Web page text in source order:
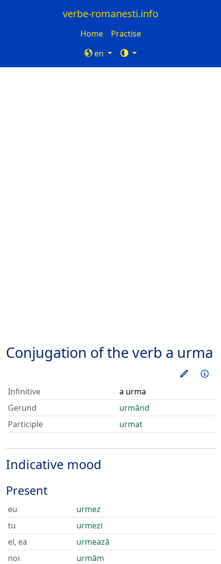
verbe-romanesti.info
Home
Practise
en
Conjugation of the verb a urma
Train
Infinitive
a urma
Gerund
urmând
Participle
urmat
Indicative mood
Present
eu
urmez
tu
urmezi
el, ea
urmează
noi
urmăm